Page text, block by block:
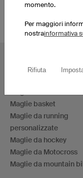
Maglie basket
Maglie da running
personalizzate
Maglie da hockey
Maglie da Motocross
Maglie da mountain
momento.
Per maggiori
nostrainformativa
Rifiuta